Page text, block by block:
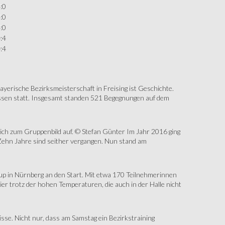
Bezirksmeisterschaft in Freising ist Geschichte.
statt. Insgesamt standen 521 Begegnungen auf dem
zum Gruppenbild auf. © Stefan Günter Im Jahr 2016 ging
Jahre sind seither vergangen. Nun stand am
in Nürnberg an den Start. Mit etwa 170 Teilnehmerinnen
trotz der hohen Temperaturen, die auch in der Halle nicht
Nicht nur, dass am Samstag ein Bezirkstraining